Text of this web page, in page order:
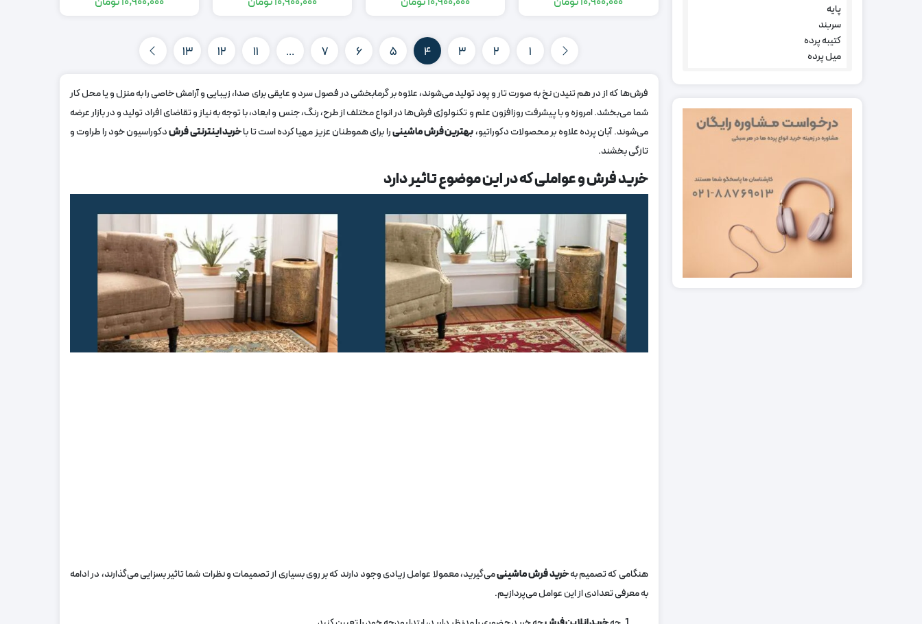
16,900,000
تومان
10,900,000
تومان.
16,900,000
تومان
بود.
10,900,000
تومان.
تومان.
1
2
3
4
5
6
7
…
11
12
13
فرش‌ها که از در هم تنیدن نخ به صورت تار و پود تولید می‌شوند، علاوه بر گرمابخشی در فصول سرد و عایقی برای صدا، زیبایی و آرامش خاصی را به منزل و یا محل کار
شما می‌بخشد. امروزه و با پیشرفت روزافزون علم و تکنولوژی فرش‌ها در انواع مختلف از طرح، رنگ، جنس و ابعاد، با توجه به نیاز و تقاضای افراد تولید و در بازار عرضه
می‌شوند. آبان پرده علاوه بر محصولات دکوراتیو،بهترین فرش ماشینیرا برای هموطنان عزیز مهیا کرده است تا باخرید اینترنتی فرشدکوراسیون خود را طراوت و
تازگی بخشند.
خرید فرش و عواملی که در این موضوع تاثیر دارد
هنگامی که تصمیم بهخرید فرش ماشینیمی‌گیرید، معمولا عوامل زیادی وجود دارند که بر روی بسیاری از تصمیمات و نظرات شما تاثیر بسزایی می‌گذارند، در ادامه
به معرفی تعدادی از این عوامل می‌پردازیم.
پایه
سربند
کتیبه پرده
میل پرده